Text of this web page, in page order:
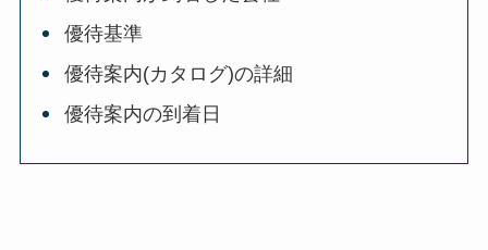
優待基準
優待案内(カタログ)の詳細
優待案内の到着日